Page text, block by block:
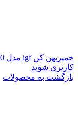
خمیرپهن کن igf مدل b30 و b40
کاربری شوید
بازگشت به محصولات